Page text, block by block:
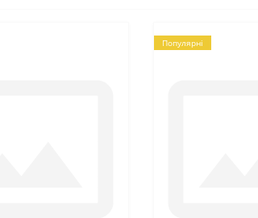
Популярні